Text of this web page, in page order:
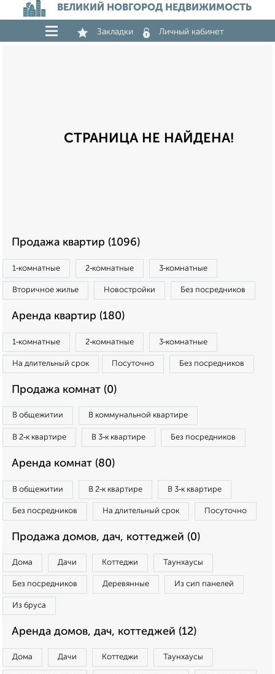
ВЕЛИКИЙ НОВГОРОД НЕДВИЖИМОСТЬ
Закладки Личный кабинет
СТРАНИЦА НЕ НАЙДЕНА!
Продажа квартир (1096)
1‑комнатные 2‑комнатные 3‑комнатные
Вторичное жилье Новостройки Без посредников
Аренда квартир (180)
1‑комнатные 2‑комнатные 3‑комнатные
На длительный срок Посуточно Без посредников
Продажа комнат (0)
В общежитии В коммунальной квартире
В 2‑к квартире В 3‑к квартире Без посредников
Аренда комнат (80)
В общежитии В 2‑к квартире В 3‑к квартире
Без посредников На длительный срок Посуточно
Продажа домов, дач, коттеджей (0)
Дома Дачи Коттеджи Таунхаусы
Без посредников Деревянные Из сип панелей
Из бруса
Аренда домов, дач, коттеджей (12)
Дома Дачи Коттеджи Таунхаусы